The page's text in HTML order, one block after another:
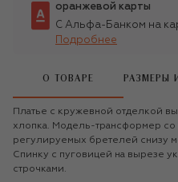
оранжевой карты
С Альфа-Банком на
Подробнее
О ТОВАРЕ РАЗМЕРЫ
Платье с кружевной отделкой
хлопка. Модель-трансформер
регулируемых бретелей снизу
Спинку с пуговицей на вырезе
строчками.